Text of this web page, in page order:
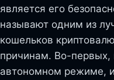
является его
называют одним из
кошельков
причинам. Во-первых,
автономном режиме,